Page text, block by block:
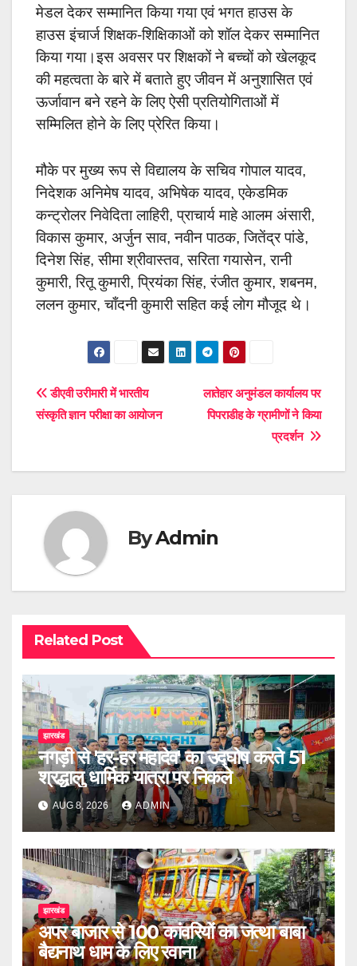
मेडल देकर सम्मानित किया गया एवं भगत हाउस के
हाउस इंचार्ज शिक्षक-शिक्षिकाओं को शॉल देकर सम्मानित
किया गया।इस अवसर पर शिक्षकों ने बच्चों को खेलकूद
की महत्वता के बारे में बताते हुए जीवन में अनुशासित एवं
ऊर्जावान बने रहने के लिए ऐसी प्रतियोगिताओं में
सम्मिलित होने के लिए प्रेरित किया।
मौके पर मुख्य रूप से विद्यालय के सचिव गोपाल यादव,
निदेशक अनिमेष यादव, अभिषेक यादव, एकेडमिक
कन्ट्रोलर निवेदिता लाहिरी, प्राचार्य माहे आलम अंसारी,
विकास कुमार, अर्जुन साव, नवीन पाठक, जितेंद्र पांडे,
दिनेश सिंह, सीमा श्रीवास्तव, सरिता गयासेन, रानी
कुमारी, रितू कुमारी, प्रियंका सिंह, रंजीत कुमार, शबनम,
ललन कुमार, चाँदनी कुमारी सहित कई लोग मौजूद थे।
Post
navigation
लातेहार अनुमंडल कार्यालय पर
पिपराडीह के ग्रामीणों ने किया
प्रदर्शन
डीएवी उरीमारी में भारतीय
संस्कृति ज्ञान परीक्षा का आयोजन
ByAdmin
Related Post
झारखंड
नगड़ी से 'हर-हर महादेव' का उद्घोष करते 51
श्रद्धालु धार्मिक यात्रा पर निकले
AUG 8, 2026 ADMIN
झारखंड
अपर बाजार से 100 कांवरियों का जत्था बाबा
बैद्यनाथ धाम के लिए रवाना